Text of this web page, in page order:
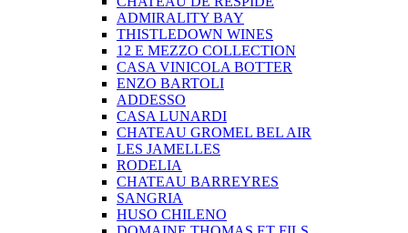
ADMIRALITY BAY
THISTLEDOWN WINES
12 E MEZZO COLLECTION
CASA VINICOLA BOTTER
ENZO BARTOLI
ADDESSO
CASA LUNARDI
CHATEAU GROMEL BEL AIR
LES JAMELLES
RODELIA
CHATEAU BARREYRES
SANGRIA
HUSO CHILENO